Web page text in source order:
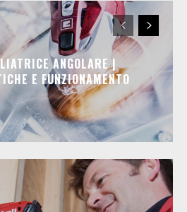
ANGOLARE |
E FUNZIONAMENTO